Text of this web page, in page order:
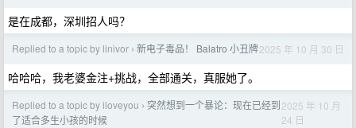
是在成都，深圳招人吗？
Replied to a topic by linivor › 新电子毒品！ Balatro 小丑牌2025 年 10 月 30 日
哈哈哈，我老婆金注+挑战，全部通关，真服她了。
Replied to a topic by iloveyou › 突然想到一个暴论：现在已经到
了适合多生小孩的时候
2025 年 10 月
24 日